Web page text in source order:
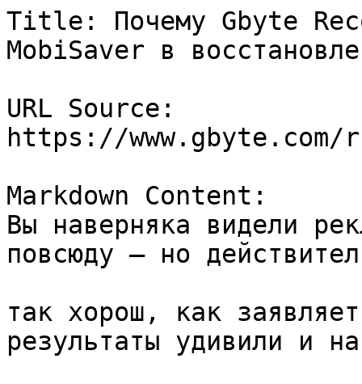
Title: Почему Gbyte
MobiSaver в
URL Source:
https://www.gbyte.com/
Markdown Content:
Вы наверняка видели
повсюду — но
так хорош, как
результаты удивили и